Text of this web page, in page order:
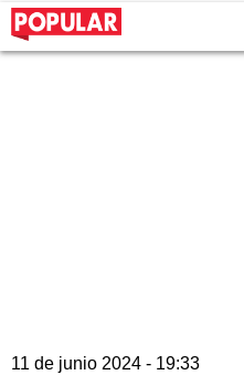
11 de junio 2024 - 19:33